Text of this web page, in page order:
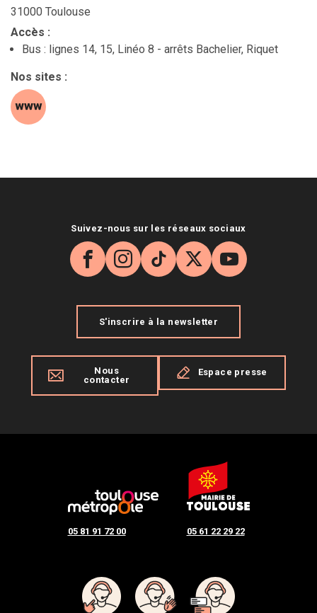
31000 Toulouse
Accès :
Bus : lignes 14, 15, Linéo 8 - arrêts Bachelier, Riquet
Nos sites :
site web (s'ouvre dans une nouvelle fenêtre)
05 81 91 72 00 05 61 22 29 22
Suivez-nous sur les réseaux sociaux
Facebook
Instagram
TikTok
X YouTube
S'inscrire à la newsletter
Nous
contacter
Espace presse